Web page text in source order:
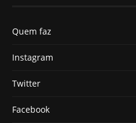
Quem faz
Instagram
Twitter
Facebook